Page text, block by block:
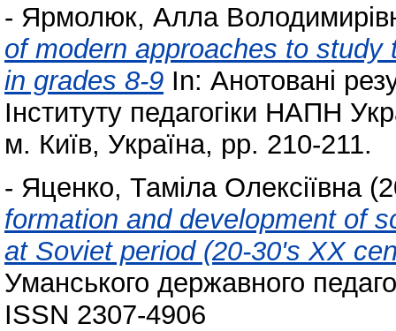
- Ярмолюк, Алла
of modern approaches to
in grades 8-9 In: Анотовані
Інституту педагогіки НАПН
м. Київ, Україна, pp. 210-211.
- Яценко, Таміла Олексіївна
formation and development of
at Soviet period (20-30's XX
Уманського державного
ISSN 2307-4906